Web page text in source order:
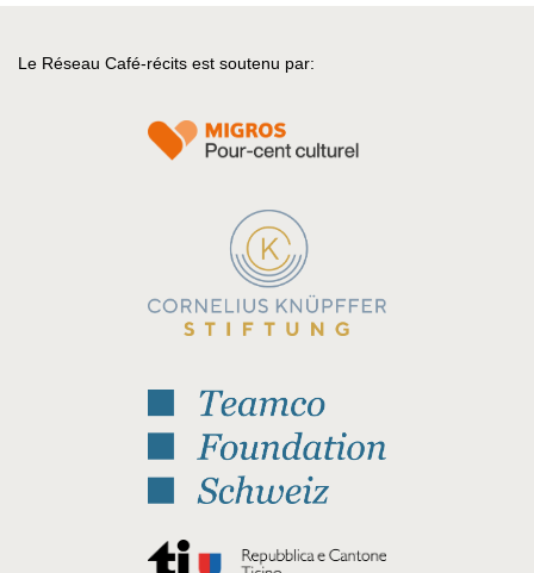
Le Réseau Café-récits est soutenu par: